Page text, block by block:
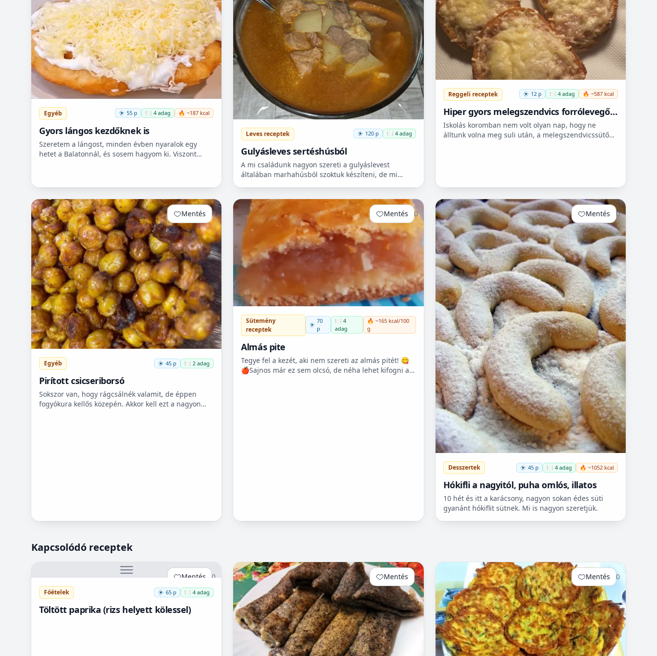
Egyéb 55 p 🍽️ 4 adag 🔥 ~187 kcal
Gyors lángos kezdőknek is
Szeretem a lángost, minden évben nyaralok egy
hetet a Balatonnál, és sosem hagyom ki. Viszont
Leves receptek 120 p 🍽️ 4 adag
Gulyásleves sertéshúsból
A mi családunk nagyon szereti a gulyáslevest
általában marhahúsból szoktuk készíteni, de mi
Reggeli receptek 12 p 🍽️ 4 adag 🔥 ~587 kcal
Hiper gyors melegszendvics forrólevegős
sütőbe
Iskolás koromban nem volt olyan nap, hogy ne
álltunk volna meg suli után, a melegszendvicssütő
Mentés 0
Egyéb 45 p 🍽️ 2 adag
Pirított csicseriborsó
Sokszor van, hogy rágcsálnék valamit, de éppen
fogyókura kellős közepén. Akkor kell ezt a nagyon
Mentés 0
Sütemény
receptek
70
p
🍽️ 4
adag
🔥 ~165 kcal/100
g
Almás pite
Tegye fel a kezét, aki nem szereti az almás pitét! 😋
🍎Sajnos már ez sem olcsó, de néha lehet kifogni a
Mentés 0
Desszertek 45 p 🍽️ 4 adag 🔥 ~1052 kcal
Hókifli a nagyitól, puha omlós, illatos
10 hét és itt a karácsony, nagyon sokan édes süti
gyanánt hókiflit sütnek. Mi is nagyon szeretjük.
Kapcsolódó receptek
Mentés 0
Főételek 65 p 🍽️ 4 adag
Töltött paprika (rizs helyett kölessel)
Mentés 0 Mentés 0